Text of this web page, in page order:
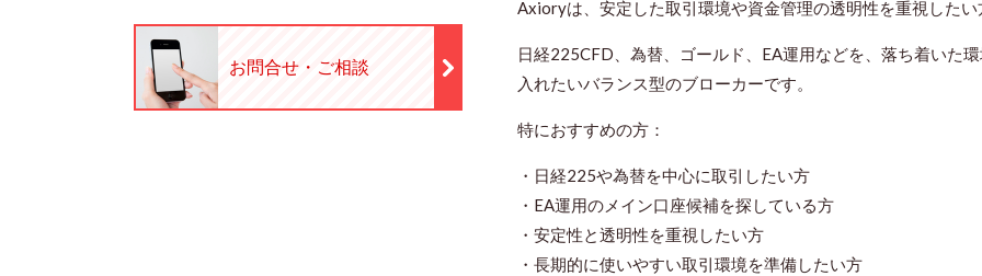
Axioryは、安定した取引環境や資金管理の透明性を重視したい
日経225CFD、為替、ゴールド、EA運用などを、落ち着いた
入れたいバランス型のブローカーです。
特におすすめの方：
・日経225や為替を中心に取引したい方
・EA運用のメイン口座候補を探している方
・安定性と透明性を重視したい方
・長期的に使いやすい取引環境を準備したい方
お問合せ・ご相談